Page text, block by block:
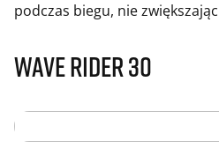
podczas biegu, nie
Wave Rider 30